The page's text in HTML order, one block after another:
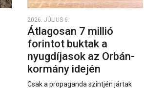
2026. JÚLIUS 6.
Átlagosan 7 millió
forintot buktak a
nyugdíjasok az Orbán-
kormány idején
Csak a propaganda szintjén jártak